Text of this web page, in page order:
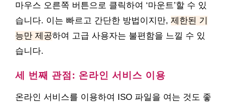
마우스 오른쪽 버튼으로 클릭하여 ‘마운트’할 수 있
습니다. 이는 빠르고 간단한 방법이지만, 제한된 기
능만 제공하여 고급 사용자는 불편함을 느낄 수 있
습니다.
세 번째 관점: 온라인 서비스 이용
온라인 서비스를 이용하여 ISO 파일을 여는 것도 좋